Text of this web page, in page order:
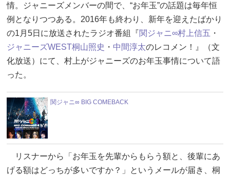
情。ジャニーズメンバーの間で、“お年玉”の話題は毎年恒
例となりつつある。2016年も終わり、新年を迎えたばかり
の1月5日に放送されたラジオ番組『関ジャニ∞村上信五 ・
ジャニーズWEST桐山照史 ・ 中間淳太のレコメン！』（文
化放送）にて、村上がジャニーズのお年玉事情について語
った。
関ジャニ∞ BIG COMEBACK
リスナーから「お年玉を先輩からもらう額と、後輩にあ
げる額はどっちが多いですか？」というメールが届き、桐